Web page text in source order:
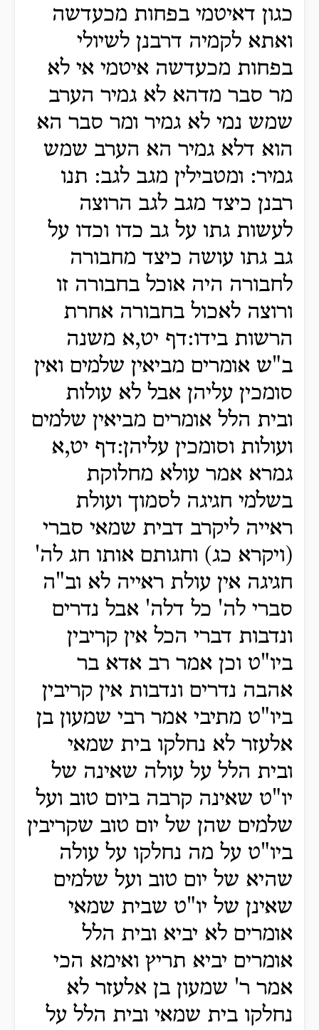
כגון דאיטמי בפחות מכעדשה
ואתא לקמיה דרבנן לשיולי
בפחות מכעדשה איטמי אי לא
מר סבר מדהא לא גמיר הערב
שמש נמי לא גמיר ומר סבר הא
הוא דלא גמיר הא הערב שמש
גמיר: ומטבילין מגב לגב: תנו
רבנן כיצד מגב לגב הרוצה
לעשות גתו על גב כדו וכדו על
גב גתו עושה כיצד מחבורה
לחבורה היה אוכל בחבורה זו
ורוצה לאכול בחבורה אחרת
הרשות בידו:דף יט,א משנה
ב"ש אומרים מביאין שלמים ואין
סומכין עליהן אבל לא עולות
ובית הלל אומרים מביאין שלמים
ועולות וסומכין עליהן:דף יט,א
גמרא אמר עולא מחלוקת
בשלמי חגיגה לסמוך ועולת
ראייה ליקרב דבית שמאי סברי
(ויקרא כג) וחגותם אותו חג לה'
חגיגה אין עולת ראייה לא וב"ה
סברי לה' כל דלה' אבל נדרים
ונדבות דברי הכל אין קריבין
ביו"ט וכן אמר רב אדא בר
אהבה נדרים ונדבות אין קריבין
ביו"ט מתיבי אמר רבי שמעון בן
אלעזר לא נחלקו בית שמאי
ובית הלל על עולה שאינה של
יו"ט שאינה קרבה ביום טוב ועל
שלמים שהן של יום טוב שקריבין
ביו"ט על מה נחלקו על עולה
שהיא של יום טוב ועל שלמים
שאינן של יו"ט שבית שמאי
אומרים לא יביא ובית הלל
אומרים יביא תריץ ואימא הכי
אמר ר' שמעון בן אלעזר לא
נחלקו בית שמאי ובית הלל על